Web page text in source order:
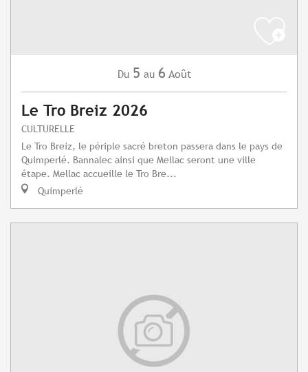
Du 5 au 6 Août
Le Tro Breiz 2026
CULTURELLE
Le Tro Breiz, le périple sacré breton passera dans le pays de
Quimperlé. Bannalec ainsi que Mellac seront une ville
étape. Mellac accueille le Tro Bre...
Quimperlé